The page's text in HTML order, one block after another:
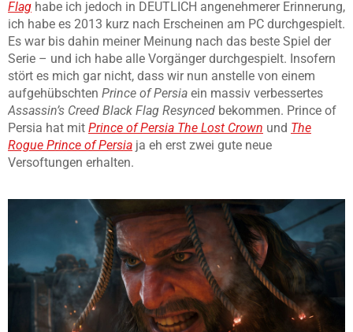
Flag habe ich jedoch in DEUTLICH angenehmerer Erinnerung,
ich habe es 2013 kurz nach Erscheinen am PC durchgespielt.
Es war bis dahin meiner Meinung nach das beste Spiel der
Serie – und ich habe alle Vorgänger durchgespielt. Insofern
stört es mich gar nicht, dass wir nun anstelle von einem
aufgehübschten Prince of Persia ein massiv verbessertes
Assassin’s Creed Black Flag Resynced bekommen. Prince of
Persia hat mit Prince of Persia The Lost Crown und The
Rogue Prince of Persia ja eh erst zwei gute neue
Versoftungen erhalten.